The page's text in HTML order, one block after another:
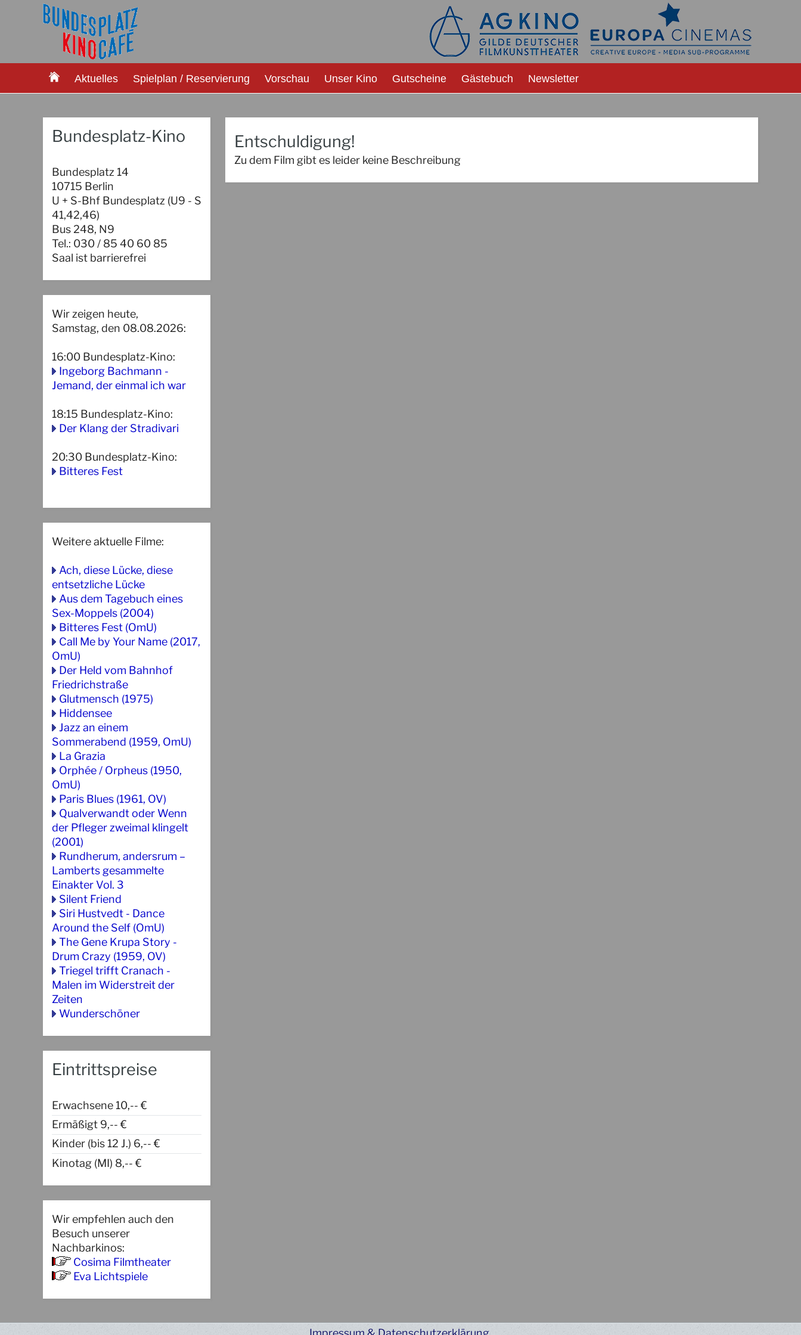
Aktuelles Spielplan / Reservierung Vorschau Unser Kino Gutscheine Gästebuch Newsletter
Bundesplatz-Kino
Bundesplatz 14
10715 Berlin
U + S-Bhf Bundesplatz (U9 - S
41,42,46)
Bus 248, N9
Tel.: 030 / 85 40 60 85
Saal ist barrierefrei
Wir zeigen heute,
Samstag, den 08.08.2026:
16:00 Bundesplatz-Kino:
Ingeborg Bachmann -
Jemand, der einmal ich war
18:15 Bundesplatz-Kino:
Der Klang der Stradivari
20:30 Bundesplatz-Kino:
Bitteres Fest
Weitere aktuelle Filme:
Ach, diese Lücke, diese
entsetzliche Lücke
Aus dem Tagebuch eines
Sex-Moppels (2004)
Bitteres Fest (OmU)
Call Me by Your Name (2017,
OmU)
Der Held vom Bahnhof
Friedrichstraße
Glutmensch (1975)
Hiddensee
Jazz an einem
Sommerabend (1959, OmU)
La Grazia
Orphée / Orpheus (1950,
OmU)
Paris Blues (1961, OV)
Qualverwandt oder Wenn
der Pfleger zweimal klingelt
(2001)
Rundherum, andersrum –
Lamberts gesammelte
Einakter Vol. 3
Silent Friend
Siri Hustvedt - Dance
Around the Self (OmU)
The Gene Krupa Story -
Drum Crazy (1959, OV)
Triegel trifft Cranach -
Malen im Widerstreit der
Zeiten
Wunderschöner
Eintrittspreise
Erwachsene 10,-- €
Ermäßigt 9,-- €
Kinder (bis 12 J.) 6,-- €
Kinotag (MI) 8,-- €
Wir empfehlen auch den
Besuch unserer
Nachbarkinos:
Cosima Filmtheater
Eva Lichtspiele
Entschuldigung!
Zu dem Film gibt es leider keine Beschreibung